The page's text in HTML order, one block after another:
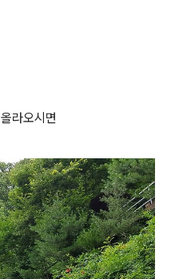
라오시면